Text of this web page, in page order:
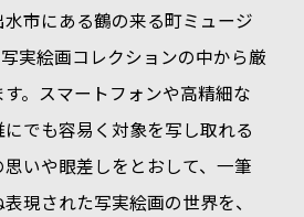
市にある鶴の来る町ミュージ
実絵画コレクションの中から厳
。スマートフォンや高精細な
でも容易く対象を写し取れる
いや眼差しをとおして、一筆
現された写実絵画の世界を、